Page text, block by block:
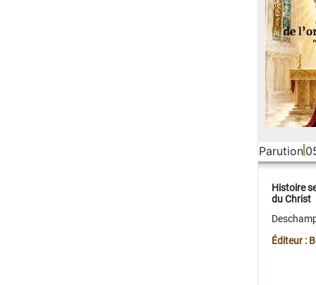
Parution
Histoire
du Christ
Éditeur :